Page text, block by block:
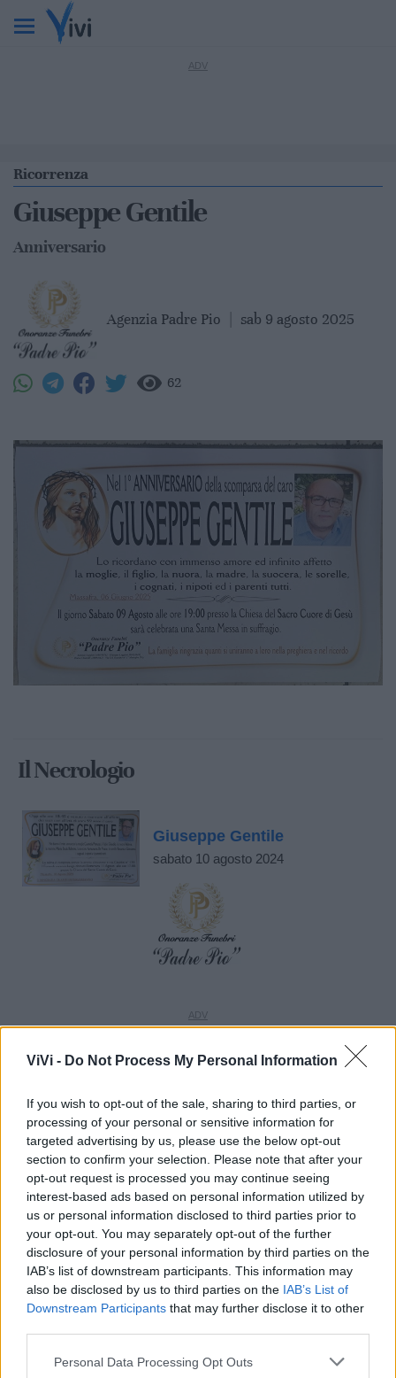
ViVi - Do Not Process My Personal Information
If you wish to opt-out of the sale, sharing to third parties, or
processing of your personal or sensitive information for
targeted advertising by us, please use the below opt-out
section to confirm your selection. Please note that after your
opt-out request is processed you may continue seeing
interest-based ads based on personal information utilized by
us or personal information disclosed to third parties prior to
your opt-out. You may separately opt-out of the further
disclosure of your personal information by third parties on the
IAB’s list of downstream participants. This information may
also be disclosed by us to third parties on the IAB’s List of
Downstream Participants that may further disclose it to other
Personal Data Processing Opt Outs
Ricorrenza
Giuseppe Gentile
Anniversario
Agenzia Padre Pio sab 9 agosto 2025
62
Il Necrologio
Giuseppe Gentile
sabato 10 agosto 2024
Le ultime notizie di Massafra